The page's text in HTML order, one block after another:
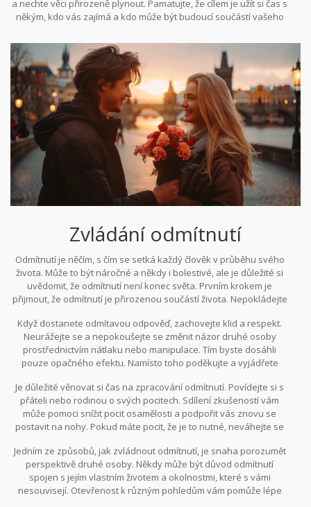
a nechte věci přirozeně plynout. Pamatujte, že cílem je užít si čas s
někým, kdo vás zajímá a kdo může být budoucí součástí vašeho
něco krásného začít.
Zvládání odmítnutí
Odmítnutí je něčím, s čím se setká každý člověk v průběhu svého
života. Může to být náročné a někdy i bolestivé, ale je důležité si
uvědomit, že odmítnutí není konec světa. Prvním krokem je
přijmout, že odmítnutí je přirozenou součástí života. Nepokládejte
momentálně nesdílí vaše city nebo zájmy. To je normální a
neznamená to, že jste neúspěšní.
Když dostanete odmítavou odpověď, zachovejte klid a respekt.
Neurážejte se a nepokoušejte se změnit názor druhé osoby
prostřednictvím nátlaku nebo manipulace. Tím byste dosáhli
pouze opačného efektu. Namísto toho poděkujte a vyjádřete
ctí.
Je důležité věnovat si čas na zpracování odmítnutí. Povídejte si s
přáteli nebo rodinou o svých pocitech. Sdílení zkušeností vám
může pomoci snížit pocit osamělosti a podpořit vás znovu se
postavit na nohy. Pokud máte pocit, že je to nutné, neváhejte se
Jedním ze způsobů, jak zvládnout odmítnutí, je snaha porozumět
perspektivě druhé osoby. Někdy může být důvod odmítnutí
spojen s jejím vlastním životem a okolnostmi, které s vámi
nesouvisejí. Otevřenost k různým pohledům vám pomůže lépe